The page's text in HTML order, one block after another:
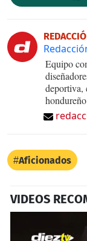
Equipo
deportiva,
Aficionados
VIDEOS